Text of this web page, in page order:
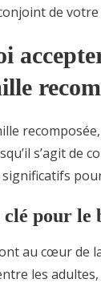
de
s’agit de
clé pour le
au cœur de
les